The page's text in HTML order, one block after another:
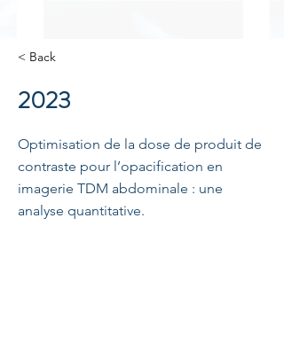
< Back
2023
Optimisation de la dose de produit de
contraste pour l’opacification en
imagerie TDM abdominale : une
analyse quantitative.